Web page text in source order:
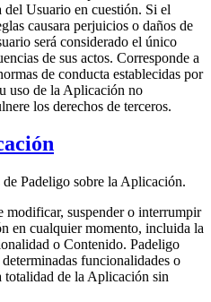
Usuario en cuestión. Si el
causara perjuicios o daños de
será considerado el único
de sus actos. Corresponde a
de conducta establecidas por
uso de la Aplicación no
los derechos de terceros.
Padeligo sobre la Aplicación.
modificar, suspender o interrumpir
en cualquier momento, incluida la
o Contenido. Padeligo
funcionalidades o
totalidad de la Aplicación sin